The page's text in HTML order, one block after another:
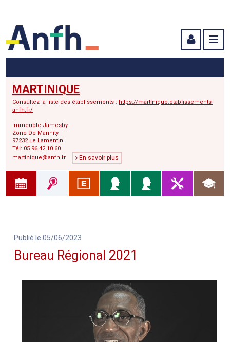
MARTINIQUE
Consultez la liste des établissements : https://martinique.etablissements-
anfh.fr/
Immeuble Jamesby
Zone De Manhity
97232 Le Lamentin
Tél: 05.96.42.10.60
martinique@anfh.fr
En savoir plus
Publié le 05/06/2023
Bureau Régional 2021